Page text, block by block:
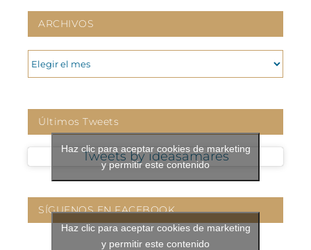
ARCHIVOS
ARCHIVOS
Últimos Tweets
Tweets by ideasamares
Haz clic para aceptar cookies de marketing
y permitir este contenido
SÍGUENOS EN FACEBOOK
Haz clic para aceptar cookies de marketing
y permitir este contenido